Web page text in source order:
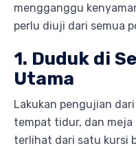
mengganggu
perlu diuji dari semua
1. Duduk di
Utama
Lakukan pengujian
tempat tidur, dan
terlihat dari satu kursi